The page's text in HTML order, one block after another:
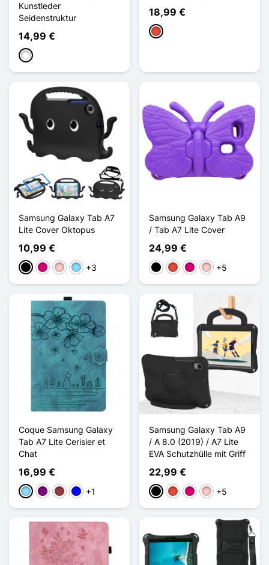
Kunstleder
Seidenstruktur
14,99 €
Weiß
18,99 €
Rot
Samsung Galaxy Tab A7
Lite Cover Oktopus
10,99 €
SchwarzMagenta
PinkHellblau
+3
Samsung Galaxy Tab A9
/ Tab A7 Lite Cover
24,99 €
Schwarz
Rot Magenta
Pink+5
Coque Samsung Galaxy
Tab A7 Lite Cerisier et
Chat
16,99 €
Hellblau
ViolettDunkelrot
Blau+1
Samsung Galaxy Tab A9
/ A 8.0 (2019) / A7 Lite
EVA Schutzhülle mit Griff
22,99 €
Schwarz
Rot Magenta
Pink+5